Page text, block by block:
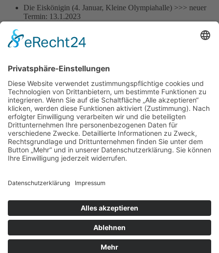
Die Eiskönigin (4. Januar, Kleine Olympiahalle) >>> neuer
Termin: 13.1.2023
Schwanensee (19. Januar, Kleine Olympiahalle) >>> neuer
Termin: 20.2.2023
The Spirit of Freddie Mercury (24. Januar, Kleine
Sieben Kontinente, ein Planet – Live in Concert (25. Februar,
Olympiahalle)
Categories:Konzerte,Musical,Rock & Pop
Schlagwörter:Olympiahalle
Previous Post
News
Kontakt